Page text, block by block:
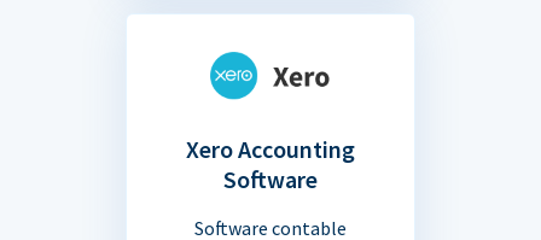
Xero Accounting
Software
Software contable